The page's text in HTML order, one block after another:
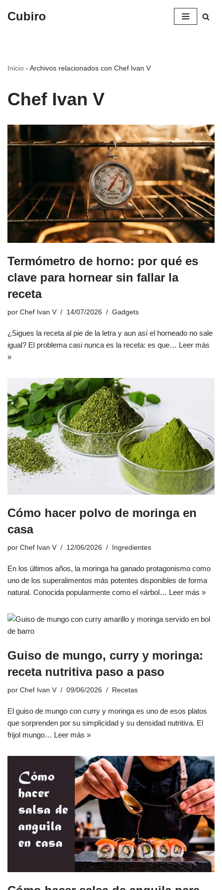
Cubiro
Inicio - Archivos relacionados con Chef Ivan V
Chef Ivan V
Termómetro de horno: por qué es
clave para hornear sin fallar la
receta
por Chef Ivan V 14/07/2026 Gadgets
¿Sigues la receta al pie de la letra y aun así el horneado no sale
igual? El problema casi nunca es la receta: es que… Leer más
»
Cómo hacer polvo de moringa en
casa
por Chef Ivan V 12/06/2026 Ingredientes
En los últimos años, la moringa ha ganado protagonismo como
uno de los superalimentos más potentes disponibles de forma
natural. Conocida popularmente como el «árbol… Leer más »
Guiso de mungo, curry y moringa:
receta nutritiva paso a paso
por Chef Ivan V 09/06/2026 Recetas
El guiso de mungo con curry y moringa es uno de esos platos
que sorprenden por su simplicidad y su densidad nutritiva. El
frijol mungo… Leer más »